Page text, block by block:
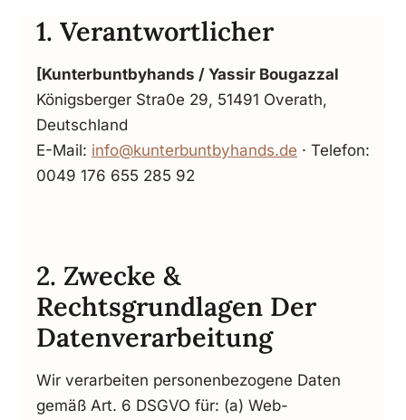
1. Verantwortlicher
[Kunterbuntbyhands / Yassir Bougazzal
Königsberger Stra0e 29, 51491 Overath,
Deutschland
E-Mail: info@kunterbuntbyhands.de · Telefon:
0049 176 655 285 92
2. Zwecke &
Rechtsgrundlagen Der
Datenverarbeitung
Wir verarbeiten personenbezogene Daten
gemäß Art. 6 DSGVO für: (a) Web-